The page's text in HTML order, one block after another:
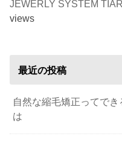
JEWERLY SYSTEM
views
最近の投稿
自然な縮毛矯正ってで
は